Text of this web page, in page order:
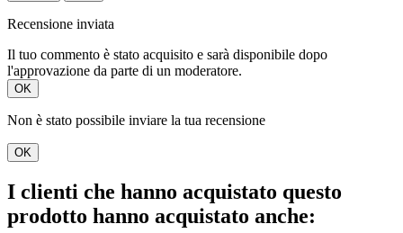
Recensione inviata
Il tuo commento è stato acquisito e sarà disponibile dopo
l'approvazione da parte di un moderatore.
OK
Non è stato possibile inviare la tua recensione
OK
I clienti che hanno acquistato questo
prodotto hanno acquistato anche: